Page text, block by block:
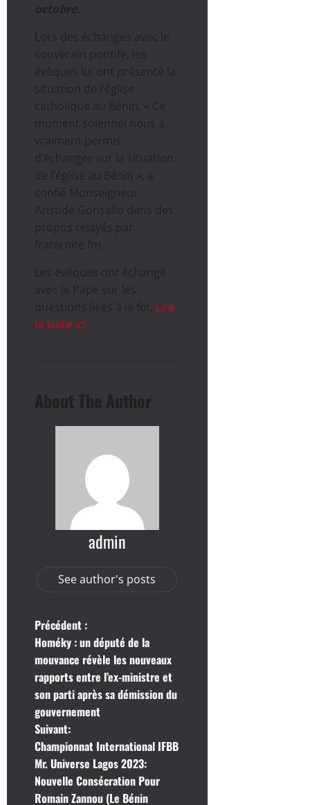
octobre.
Lors des échanges avec le
souverain pontife, les
évêques lui ont présenté la
situation de l’église
catholique au Bénin. « Ce
moment solennel nous a
vraiment permis
d’échanger sur la situation
de l’église au Bénin », a
confié Monseigneur
Aristide Gonsallo dans des
propos relayés par
fraternite fm.
Les évêques ont échangé
avec le Pape sur les
questions liées à la foi, Lire
la suite ici
About The Author
admin
See author's posts
N
a
v
i
g
a
Précédent :
Homéky : un député de la
mouvance révèle les nouveaux
rapports entre l’ex-ministre et
son parti après sa démission du
gouvernement
Suivant:
Championnat International IFBB
Mr. Universe Lagos 2023:
Nouvelle Consécration Pour
Romain Zannou (Le Bénin